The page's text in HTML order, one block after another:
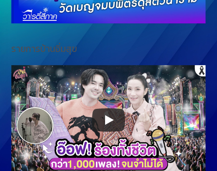
รายการบ้านอิ่มสุข